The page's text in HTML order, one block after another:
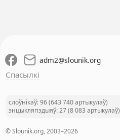
adm2@slounik.org
Спасылкі
слоўнікаў: 96 (643 740 артыкулаў)
энцыкляпэдыяў: 27 (8 083 артыкулаў)
© Slounik.org, 2003–2026